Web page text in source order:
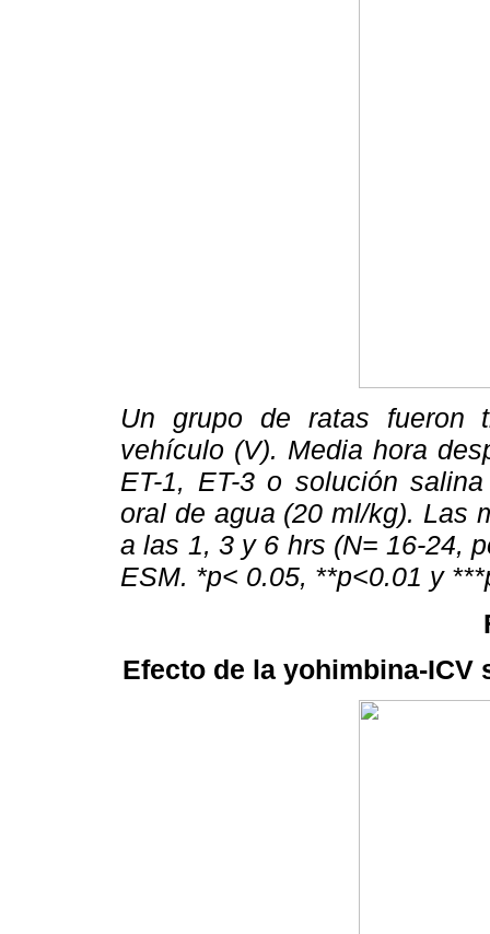
Un grupo de ratas fueron
vehículo (V). Media hora
ET-1, ET-3 o solución
oral de agua (20 ml/kg). Las
a las 1, 3 y 6 hrs (N= 16-24,
ESM. *p< 0.05, **p<0.01 y
Efecto de la yohimbina-